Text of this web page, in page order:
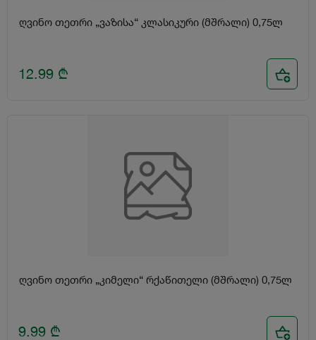
ღვინო თეთრი „ვაზისა“ კლასიკური (მშრალი) 0,75ლ
12.99 ₾
ღვინო თეთრი „კიმელი“ რქაწითელი (მშრალი) 0,75ლ
9.99 ₾